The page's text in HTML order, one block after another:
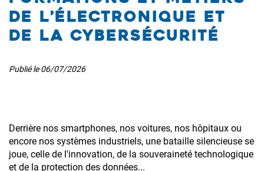
de l’électronique et
de la cybersécurité
Publié le06/07/2026
Derrière nos smartphones, nos voitures, nos hôpitaux ou
encore nos systèmes industriels, une bataille silencieuse se
joue, celle de l'innovation, de la souveraineté technologique
et de la protection des données...